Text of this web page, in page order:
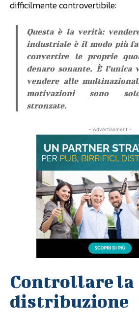
difficilmente controvertibile:
Questa è la verità:
industriale è il modo più
convertire le proprie
denaro sonante. È l’unica
vendere alle
motivazioni sono
stronzate.
- Advertisement -
Controllare la
distribuzione